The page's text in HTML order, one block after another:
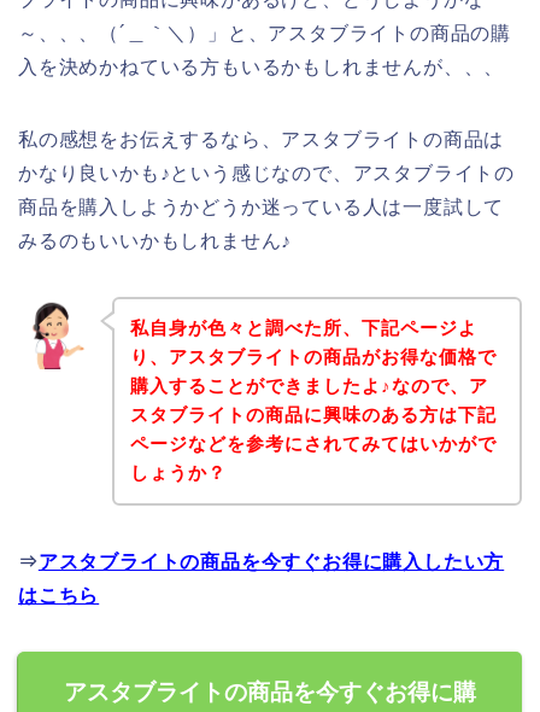
～、、、（´＿｀＼）」と、アスタブライトの商品の購
入を決めかねている方もいるかもしれませんが、、、
私の感想をお伝えするなら、アスタブライトの商品は
かなり良いかも♪という感じなので、アスタブライトの
商品を購入しようかどうか迷っている人は一度試して
みるのもいいかもしれません♪
私自身が色々と調べた所、下記ページよ
り、アスタブライトの商品がお得な価格で
購入することができましたよ♪なので、ア
スタブライトの商品に興味のある方は下記
ページなどを参考にされてみてはいかがで
しょうか？
⇒アスタブライトの商品を今すぐお得に購入したい方
はこちら
アスタブライトの商品を今すぐお得に購